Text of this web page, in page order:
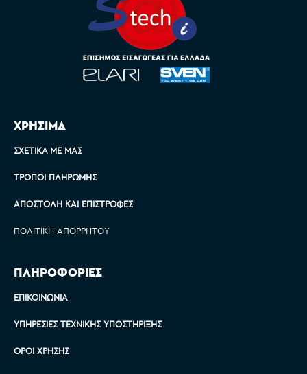
ΧΡΗΣΙΜΑ
ΣΧΕΤΙΚΆ ΜΕ ΜΑΣ
ΤΡΌΠΟΙ ΠΛΗΡΩΜΉΣ
ΑΠΟΣΤΟΛΉ ΚΑΙ ΕΠΙΣΤΡΟΦΈΣ
ΠΟΛΙΤΙΚΉ ΑΠΟΡΡΉΤΟΥ
ΠΛΗΡΟΦΟΡΙΕΣ
ΕΠΙΚΟΙΝΩΝΊΑ
ΥΠΗΡΕΣΊΕΣ ΤΕΧΝΙΚΉΣ ΥΠΟΣΤΉΡΙΞΗΣ
ΌΡΟΙ ΧΡΉΣΗΣ